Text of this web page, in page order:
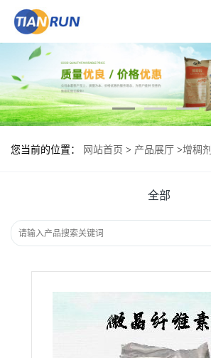
您当前的位置： 网站首页 > 产品展厅 >增稠剂
全部